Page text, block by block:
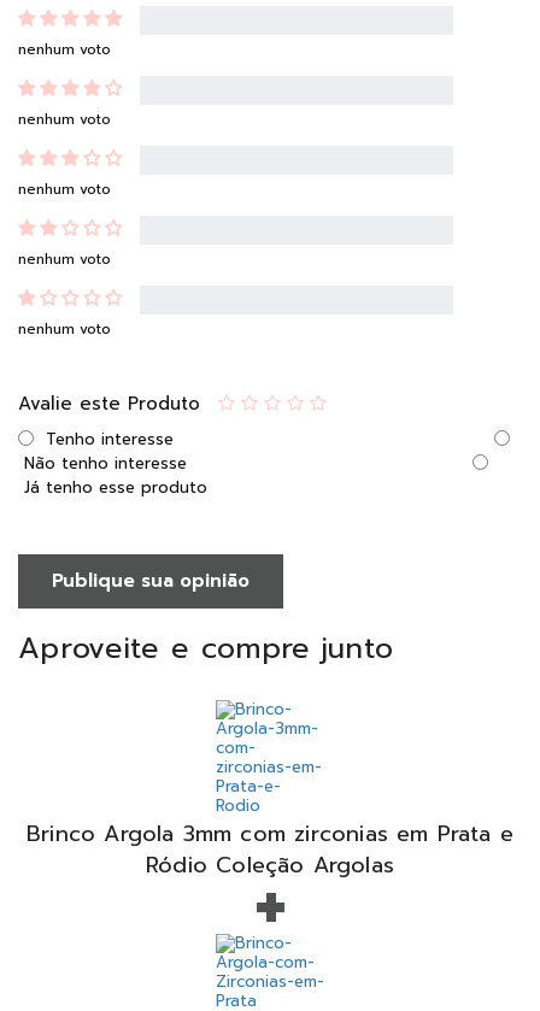
nenhum voto
nenhum voto
nenhum voto
nenhum voto
nenhum voto
Avalie este Produto
Tenho interesse
Não tenho interesse
Já tenho esse produto
Publique sua opinião
Aproveite e compre junto
Brinco Argola 3mm com zirconias em Prata e
Ródio Coleção Argolas
+